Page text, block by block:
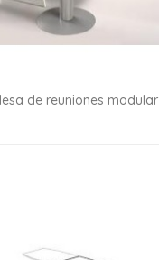
de reuniones modular